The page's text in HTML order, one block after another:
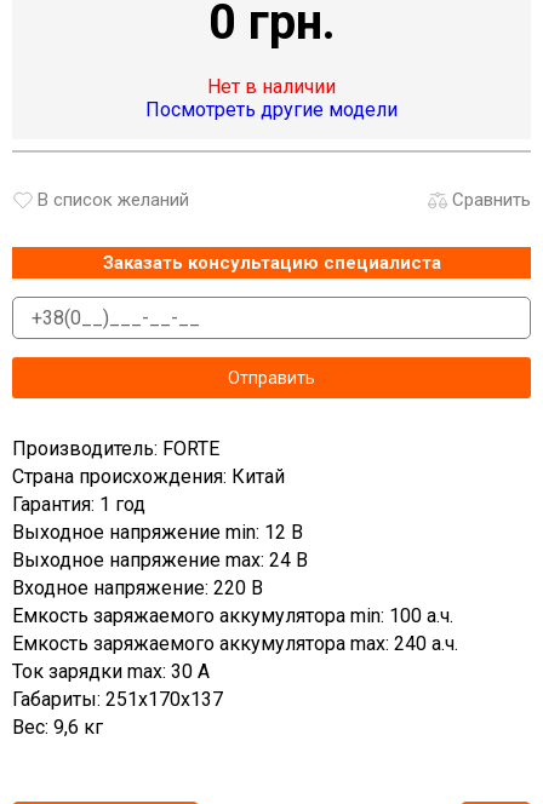
0 грн.
Нет в наличии
Посмотреть другие модели
В список желаний Сравнить
Заказать консультацию специалиста
Производитель: FORTE
Страна происхождения: Китай
Гарантия: 1 год
Выходное напряжение min: 12 В
Выходное напряжение max: 24 В
Входное напряжение: 220 В
Емкость заряжаемого аккумулятора min: 100 а.ч.
Емкость заряжаемого аккумулятора max: 240 а.ч.
Ток зарядки max: 30 А
Габариты: 251х170х137
Вес: 9,6 кг